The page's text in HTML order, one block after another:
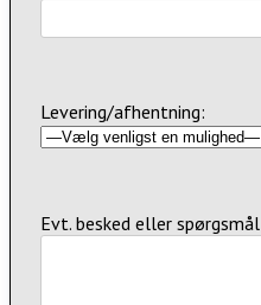
Levering/afhentning:
Evt. besked eller spørgsmål